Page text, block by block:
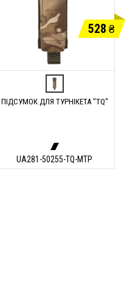
528 ₴
ПІДСУМОК ДЛЯ ТУРНІКЕТА "TQ"
UA281-50255-TQ-MTP